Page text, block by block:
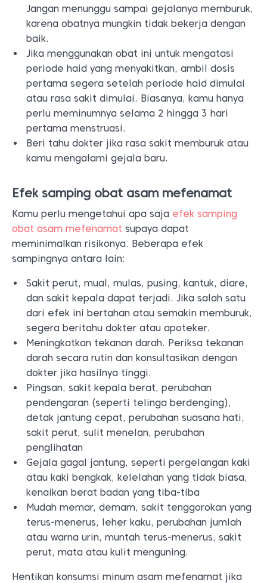
Jangan menunggu sampai gejalanya memburuk,
karena obatnya mungkin tidak bekerja dengan
baik.
Jika menggunakan obat ini untuk mengatasi
periode haid yang menyakitkan, ambil dosis
pertama segera setelah periode haid dimulai
atau rasa sakit dimulai. Biasanya, kamu hanya
perlu meminumnya selama 2 hingga 3 hari
pertama menstruasi.
Beri tahu dokter jika rasa sakit memburuk atau
kamu mengalami gejala baru.
Efek samping obat asam mefenamat
Kamu perlu mengetahui apa saja efek samping
obat asam mefenamat supaya dapat
meminimalkan risikonya. Beberapa efek
sampingnya antara lain:
Sakit perut, mual, mulas, pusing, kantuk, diare,
dan sakit kepala dapat terjadi. Jika salah satu
dari efek ini bertahan atau semakin memburuk,
segera beritahu dokter atau apoteker.
Meningkatkan tekanan darah. Periksa tekanan
darah secara rutin dan konsultasikan dengan
dokter jika hasilnya tinggi.
Pingsan, sakit kepala berat, perubahan
pendengaran (seperti telinga berdenging),
detak jantung cepat, perubahan suasana hati,
sakit perut, sulit menelan, perubahan
penglihatan
Gejala gagal jantung, seperti pergelangan kaki
atau kaki bengkak, kelelahan yang tidak biasa,
kenaikan berat badan yang tiba-tiba
Mudah memar, demam, sakit tenggorokan yang
terus-menerus, leher kaku, perubahan jumlah
atau warna urin, muntah terus-menerus, sakit
perut, mata atau kulit menguning.
Hentikan konsumsi minum asam mefenamat jika